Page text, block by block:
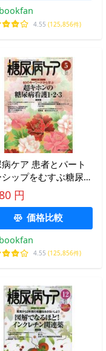
bookfan
4.55 (125,856件)
ケア 患者とパート
ップをむすぶ糖尿病
助 Vol.8No.5(2011-
円
価格比較
bookfan
4.55 (125,856件)